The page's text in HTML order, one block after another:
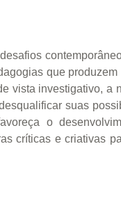
que
vista investigativo, a
suas
o
críticas e criativas